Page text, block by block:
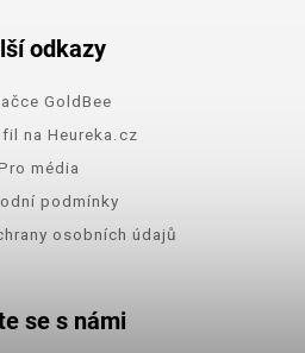
odkazy
GoldBee
na Heureka.cz
média
podmínky
osobních údajů
se s námi